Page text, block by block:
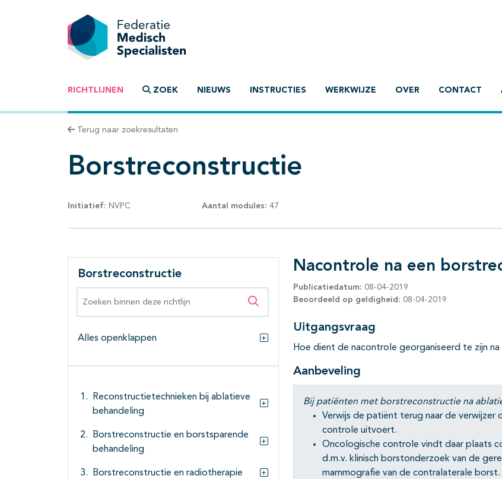
RICHTLIJNEN ZOEK NIEUWS INSTRUCTIES WERKWIJZE OVER CONTACT
Terug naar zoekresultaten
Borstreconstructie
Initiatief: NVPC Aantal modules: 47
Borstreconstructie
Zoeken binnen deze richtlijn
Alles openklappen
Alles openklappen
Reconstructietechnieken bij ablatieve
behandeling
Subpagina's open- en dichtklappen
Borstreconstructie en borstsparende
behandeling
Subpagina's open- en dichtklappen
Borstreconstructie en radiotherapie
Nacontrole na een
Publicatiedatum: 08-04-2019
Beoordeeld op geldigheid: 08-04-2019
Uitgangsvraag
Hoe dient de nacontrole georganiseerd te zijn
Aanbeveling
Bij patiënten met borstreconstructie na
Verwijs de patiënt terug naar de
controle uitvoert.
Oncologische controle vindt daar plaats
d.m.v. klinisch borstonderzoek van de
mammografie van de contralaterale borst.